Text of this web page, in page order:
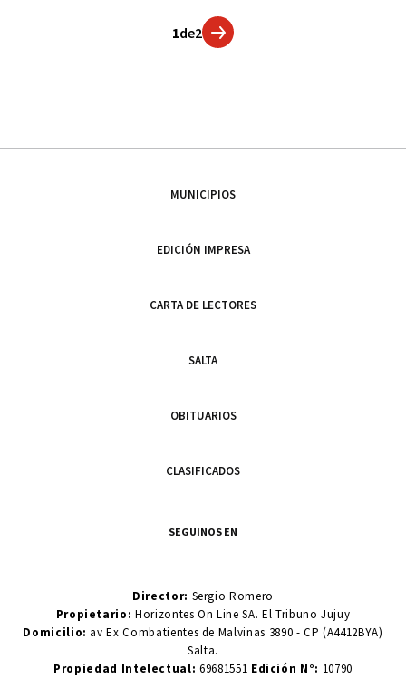
1de2
MUNICIPIOS
EDICIÓN IMPRESA
CARTA DE LECTORES
SALTA
OBITUARIOS
CLASIFICADOS
SEGUINOS EN
Director: Sergio Romero
Propietario:Horizontes On Line SA. El Tribuno Jujuy
Domicilio: av Ex Combatientes de Malvinas 3890 - CP (A4412BYA)
Salta.
Propiedad Intelectual: 69681551 Edición N°: 10790